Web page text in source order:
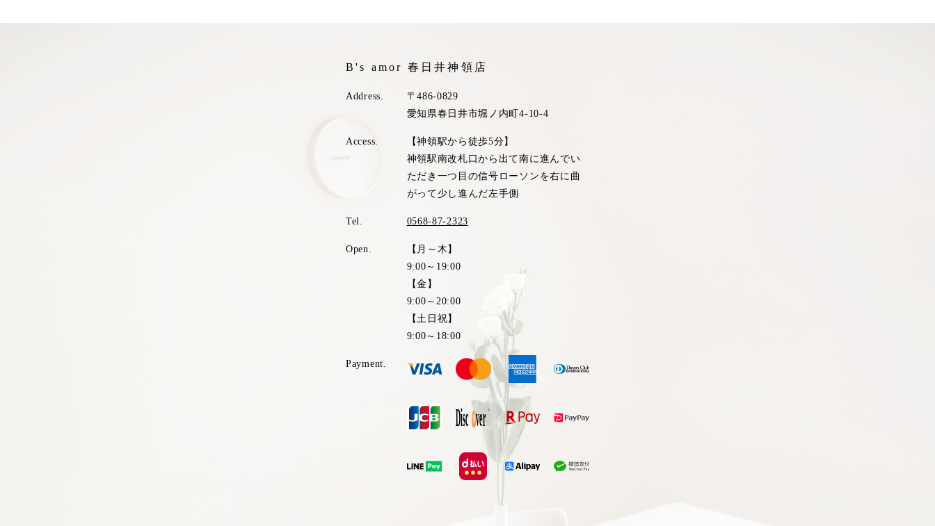
B's amor 春日井神領店
Address.
〒486-0829
愛知県春日井市堀ノ内町4-10-4
Access.
【神領駅から徒歩5分】
神領駅南改札口から出て南に進んでい
ただき一つ目の信号ローソンを右に曲
がって少し進んだ左手側
Tel. 0568-87-2323
Open.
【月～木】
9:00～19:00
【金】
9:00～20:00
【土日祝】
9:00～18:00
Payment.